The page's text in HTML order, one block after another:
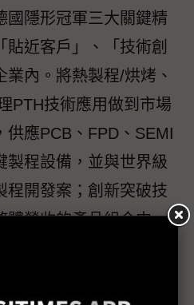
國隱形冠軍三大關鍵精
近客戶」、「技術創
內。將熱製程/烘烤、
PTH技術應用做到市場
供應PCB、FPD、SEMI
製程設備，並與世界級
程開發案；創新突破技
體營收的產品組合中，
新產品銷售，並因應
製程應用機種、半導